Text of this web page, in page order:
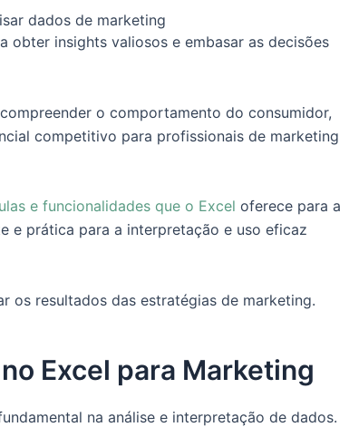
dados de marketing
obter insights valiosos e embasar as decisões
o comportamento do consumidor,
competitivo para profissionais de marketing
e funcionalidades que o Excel oferece para a
e prática para a interpretação e uso eficaz
os resultados das estratégias de marketing.
Excel para Marketing
na análise e interpretação de dados.